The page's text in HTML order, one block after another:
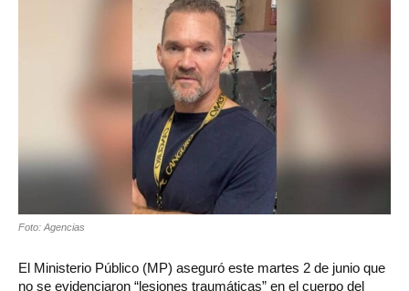
Foto: Agencias
El Ministerio Público (MP) aseguró este martes 2 de junio que
no se evidenciaron “lesiones traumáticas” en el cuerpo del